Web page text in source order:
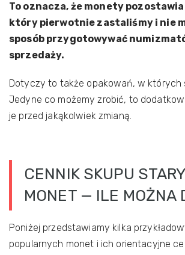
To oznacza, że monety
który pierwotnie zastaliśmy i nie
sposób przygotowywać
sprzedaży.
Dotyczy to także opakowań, w których
Jedyne co możemy zrobić, to
je przed jakąkolwiek zmianą.
CENNIK SKUPU
MONET — ILE MOŻNA
Poniżej przedstawiamy kilka
popularnych monet i ich orientacyjne